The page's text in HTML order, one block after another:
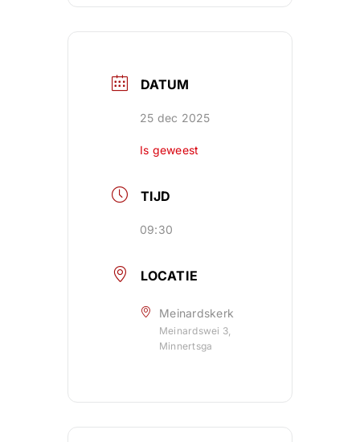
DATUM
25 dec 2025
Is geweest
TIJD
09:30
LOCATIE
Meinardskerk
Meinardswei 3,
Minnertsga